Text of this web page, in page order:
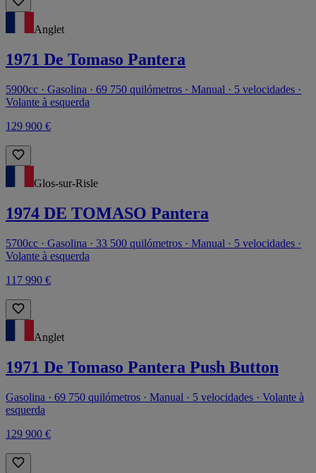
Anglet
1971 De Tomaso Pantera
5900cc · Gasolina · 69 750 quilómetros · Manual · 5 velocidades ·
Volante à esquerda
129 900 €
Glos-sur-Risle
1974 DE TOMASO Pantera
5700cc · Gasolina · 33 500 quilómetros · Manual · 5 velocidades ·
Volante à esquerda
117 990 €
Anglet
1971 De Tomaso Pantera Push Button
Gasolina · 69 750 quilómetros · Manual · 5 velocidades · Volante à
esquerda
129 900 €